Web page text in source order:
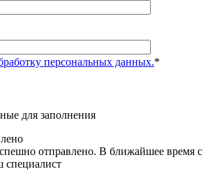
персональных данных.*
для заполнения
отправлено. В ближайшее время с
специалист